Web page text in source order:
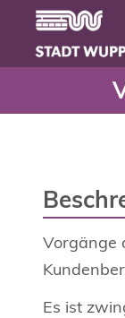
Zum Hauptinhalt
Header
Vorgänge
Es ist